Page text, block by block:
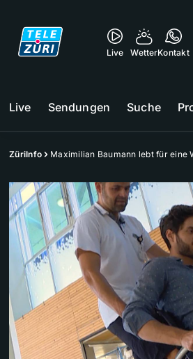
Live WetterKontakt
Live Sendungen Suche
ZüriInfo Maximilian Baumann lebt für eine